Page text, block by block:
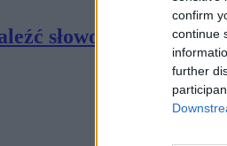
confirm
continue
further
słowo łączące trzy